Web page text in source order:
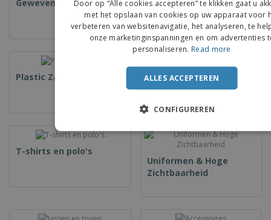
Geweven tassen Papieren Zakken
Plastic Zakken Sachet zakje
T-shirts en polo's
Uniformen & Hoge
Zichtbaarheid
DUTCH
Door op “Alle cookies accepteren” te klikken gaat u
met het opslaan van cookies op uw apparaat voor
verbeteren van websitenavigatie, het analyseren, te
onze marketinginspanningen en om advertenties
personaliseren. Read more
ALLES ACCEPTEREN
CONFIGUREREN